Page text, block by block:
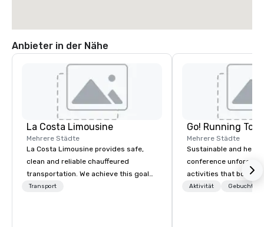
Anbieter in der Nähe
La Costa Limousine
Mehrere Städte
La Costa Limousine provides safe,
clean and reliable chauffeured
transportation. We achieve this goal
with highly trained chauffeurs, the
Transport
Go! Running
Mehrere Städte
Sustainable and
conference
activities that boost
lower carbon
Aktivität Gebuchte